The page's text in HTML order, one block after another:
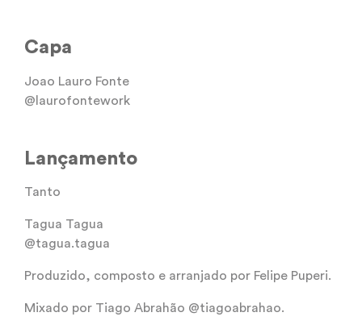
Capa
Joao Lauro Fonte
@laurofontework
Lançamento
Tanto
Tagua Tagua
@tagua.tagua
Produzido, composto e arranjado por Felipe Puperi.
Mixado por Tiago Abrahão @tiagoabrahao.